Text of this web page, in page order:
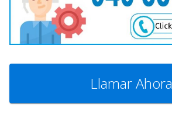
Llamar Ahora